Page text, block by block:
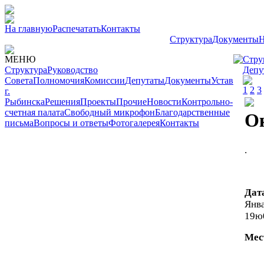
На главнуюРаспечататьКонтакты
СтруктураДокументы
МЕНЮ
СтруктураРуководство
СоветаПолномочияКомиссииДепутатыДокументыУстав
г.
РыбинскаРешенияПроектыПрочиеНовостиКонтрольно-
счетная палатаСвободный микрофонБлагодарственные
письмаВопросы и ответыФотогалереяКонтакты
1 2 3
.